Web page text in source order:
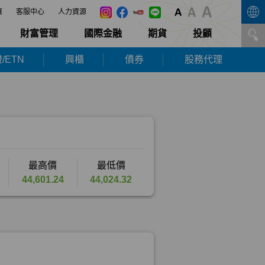
客服中心 人力資源
財富管理 國際金融 期貨 投顧
ETN 興櫃 債券 股務代理